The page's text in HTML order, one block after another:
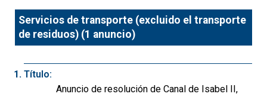
Servicios de transporte (excluido el transporte
de residuos) (1 anuncio)
Título:
Anuncio de resolución de Canal de Isabel II,